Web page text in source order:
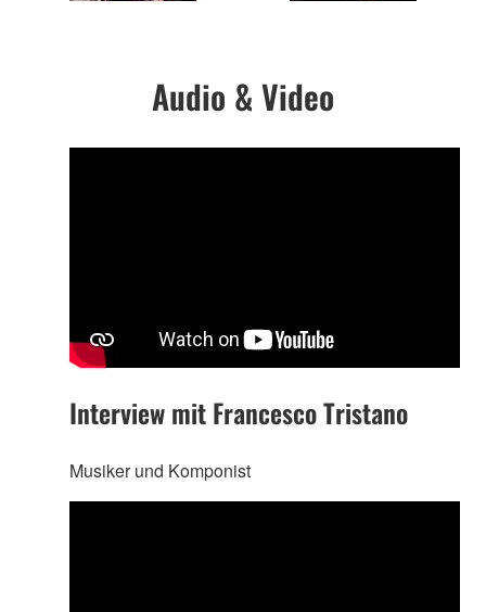
Audio & Video
Interview mit Francesco Tristano
Musiker und Komponist